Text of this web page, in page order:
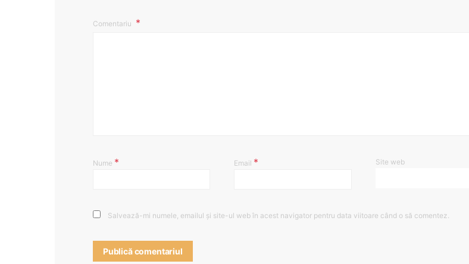
Comentariu
Nume * Email * Site web
Salvează-mi numele, emailul și site-ul web în acest navigator pentru data viitoare când o să comentez.